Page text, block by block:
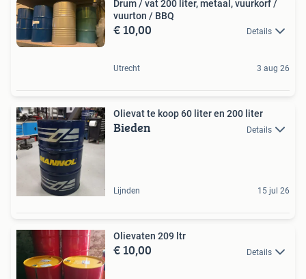
Drum / vat 200 liter, metaal, vuurkorf /
vuurton / BBQ
€ 10,00 Details
Utrecht 3 aug 26
Olievat te koop 60 liter en 200 liter
Bieden Details
Lijnden 15 jul 26
Olievaten 209 ltr
€ 10,00 Details